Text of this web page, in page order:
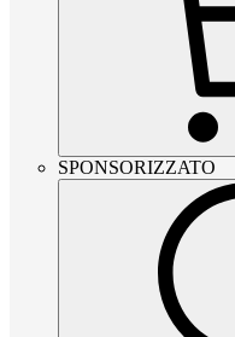
SPONSORIZZATO